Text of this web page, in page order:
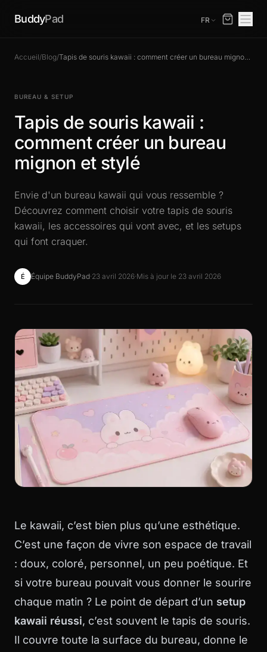
BuddyPad FR
Accueil/Blog/ Tapis de souris kawaii : comment créer un bureau mignon et stylé
BUREAU & SETUP
Tapis de souris kawaii :
comment créer un bureau
mignon et stylé
Envie d'un bureau kawaii qui vous ressemble ?
Découvrez comment choisir votre tapis de souris
kawaii, les accessoires qui vont avec, et les setups
qui font craquer.
É Équipe BuddyPad·23 avril 2026·Mis à jour le 23 avril 2026
Le kawaii, c’est bien plus qu’une esthétique.
C’est une façon de vivre son espace de travail
: doux, coloré, personnel, un peu poétique. Et
si votre bureau pouvait vous donner le sourire
chaque matin ? Le point de départ d’un setup
kawaii réussi, c’est souvent le tapis de souris.
Il couvre toute la surface du bureau, donne le